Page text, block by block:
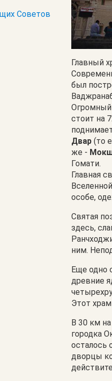
Советов
Главный
был
Огромный
стоит на
Двар (то
же -
Гомати.
Главная
особе,
Святая
здесь,
ним.
Еще одно
древние
Этот
В 30 км
городка
осталось
дворцы